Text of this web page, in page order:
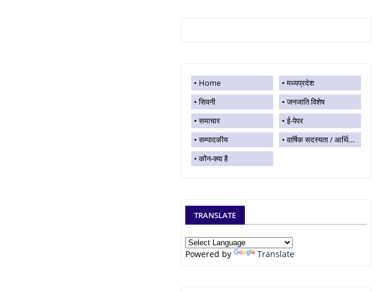
Home
मध्यप्रदेश
सिवनी
जनजाति विशेष
समाचार
ई-पेपर
सम्पादकीय
वार्षिक सदस्यता / आर्थिक सहयोग
कौन-क्या है
TRANSLATE
Powered by Translate